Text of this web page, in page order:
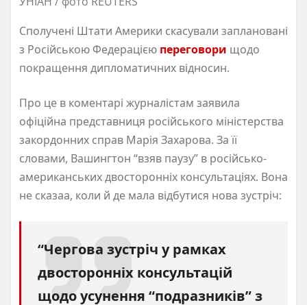
Сполучені Штати Америки скасували заплановані
з Російською Федерацією переговори щодо
покращення дипломатичних відносин.
Про це в коментарі журналістам заявила
офіційна представниця російського міністерства
закордонних справ Марія Захарова. За її
словами, Вашингтон “взяв паузу” в російсько-
американських двосторонніх консультаціях. Вона
не сказаа, коли й де мала відбутися нова зустріч:
“Чергова зустріч у рамках
двосторонніх консультацій
щодо усунення “подразників” з